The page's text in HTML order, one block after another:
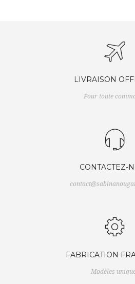
LIVRAISON
Pour toute
CONTACTEZ-
FABRICATION
Modèles